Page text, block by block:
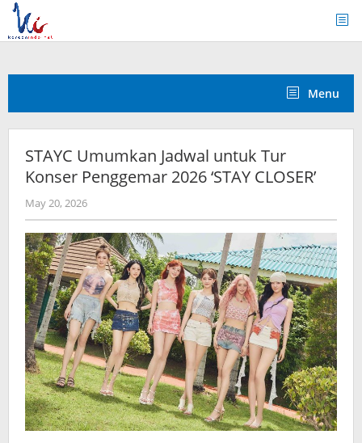
Skip
content
Menu
STAYC Umumkan Jadwal untuk Tur
Konser Penggemar 2026 ‘STAY CLOSER’
May 20, 2026by
wndwnrt